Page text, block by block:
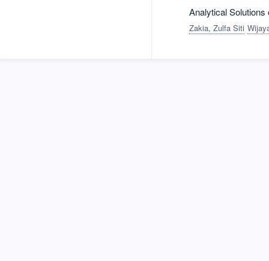
Analytical
Zakia, Zulfa Siti